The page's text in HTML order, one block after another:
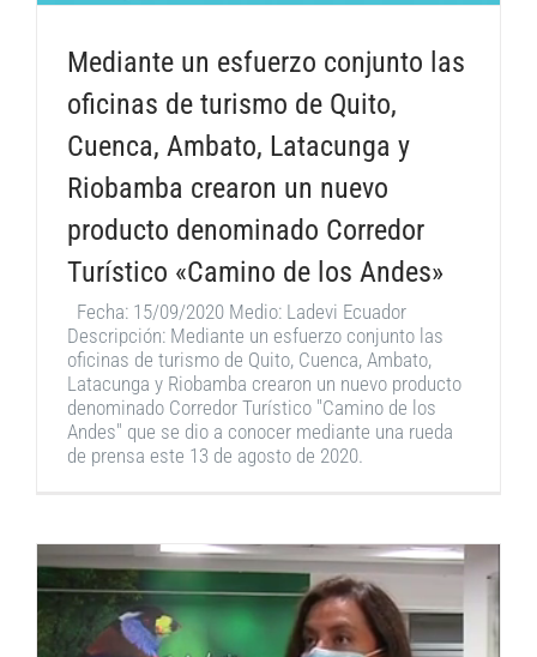
Mediante un esfuerzo conjunto las
oficinas de turismo de Quito,
Cuenca, Ambato, Latacunga y
Riobamba crearon un nuevo
producto denominado Corredor
Turístico «Camino de los Andes»
Fecha: 15/09/2020 Medio: Ladevi Ecuador
Descripción: Mediante un esfuerzo conjunto las
oficinas de turismo de Quito, Cuenca, Ambato,
Latacunga y Riobamba crearon un nuevo producto
denominado Corredor Turístico "Camino de los
Andes" que se dio a conocer mediante una rueda
de prensa este 13 de agosto de 2020.